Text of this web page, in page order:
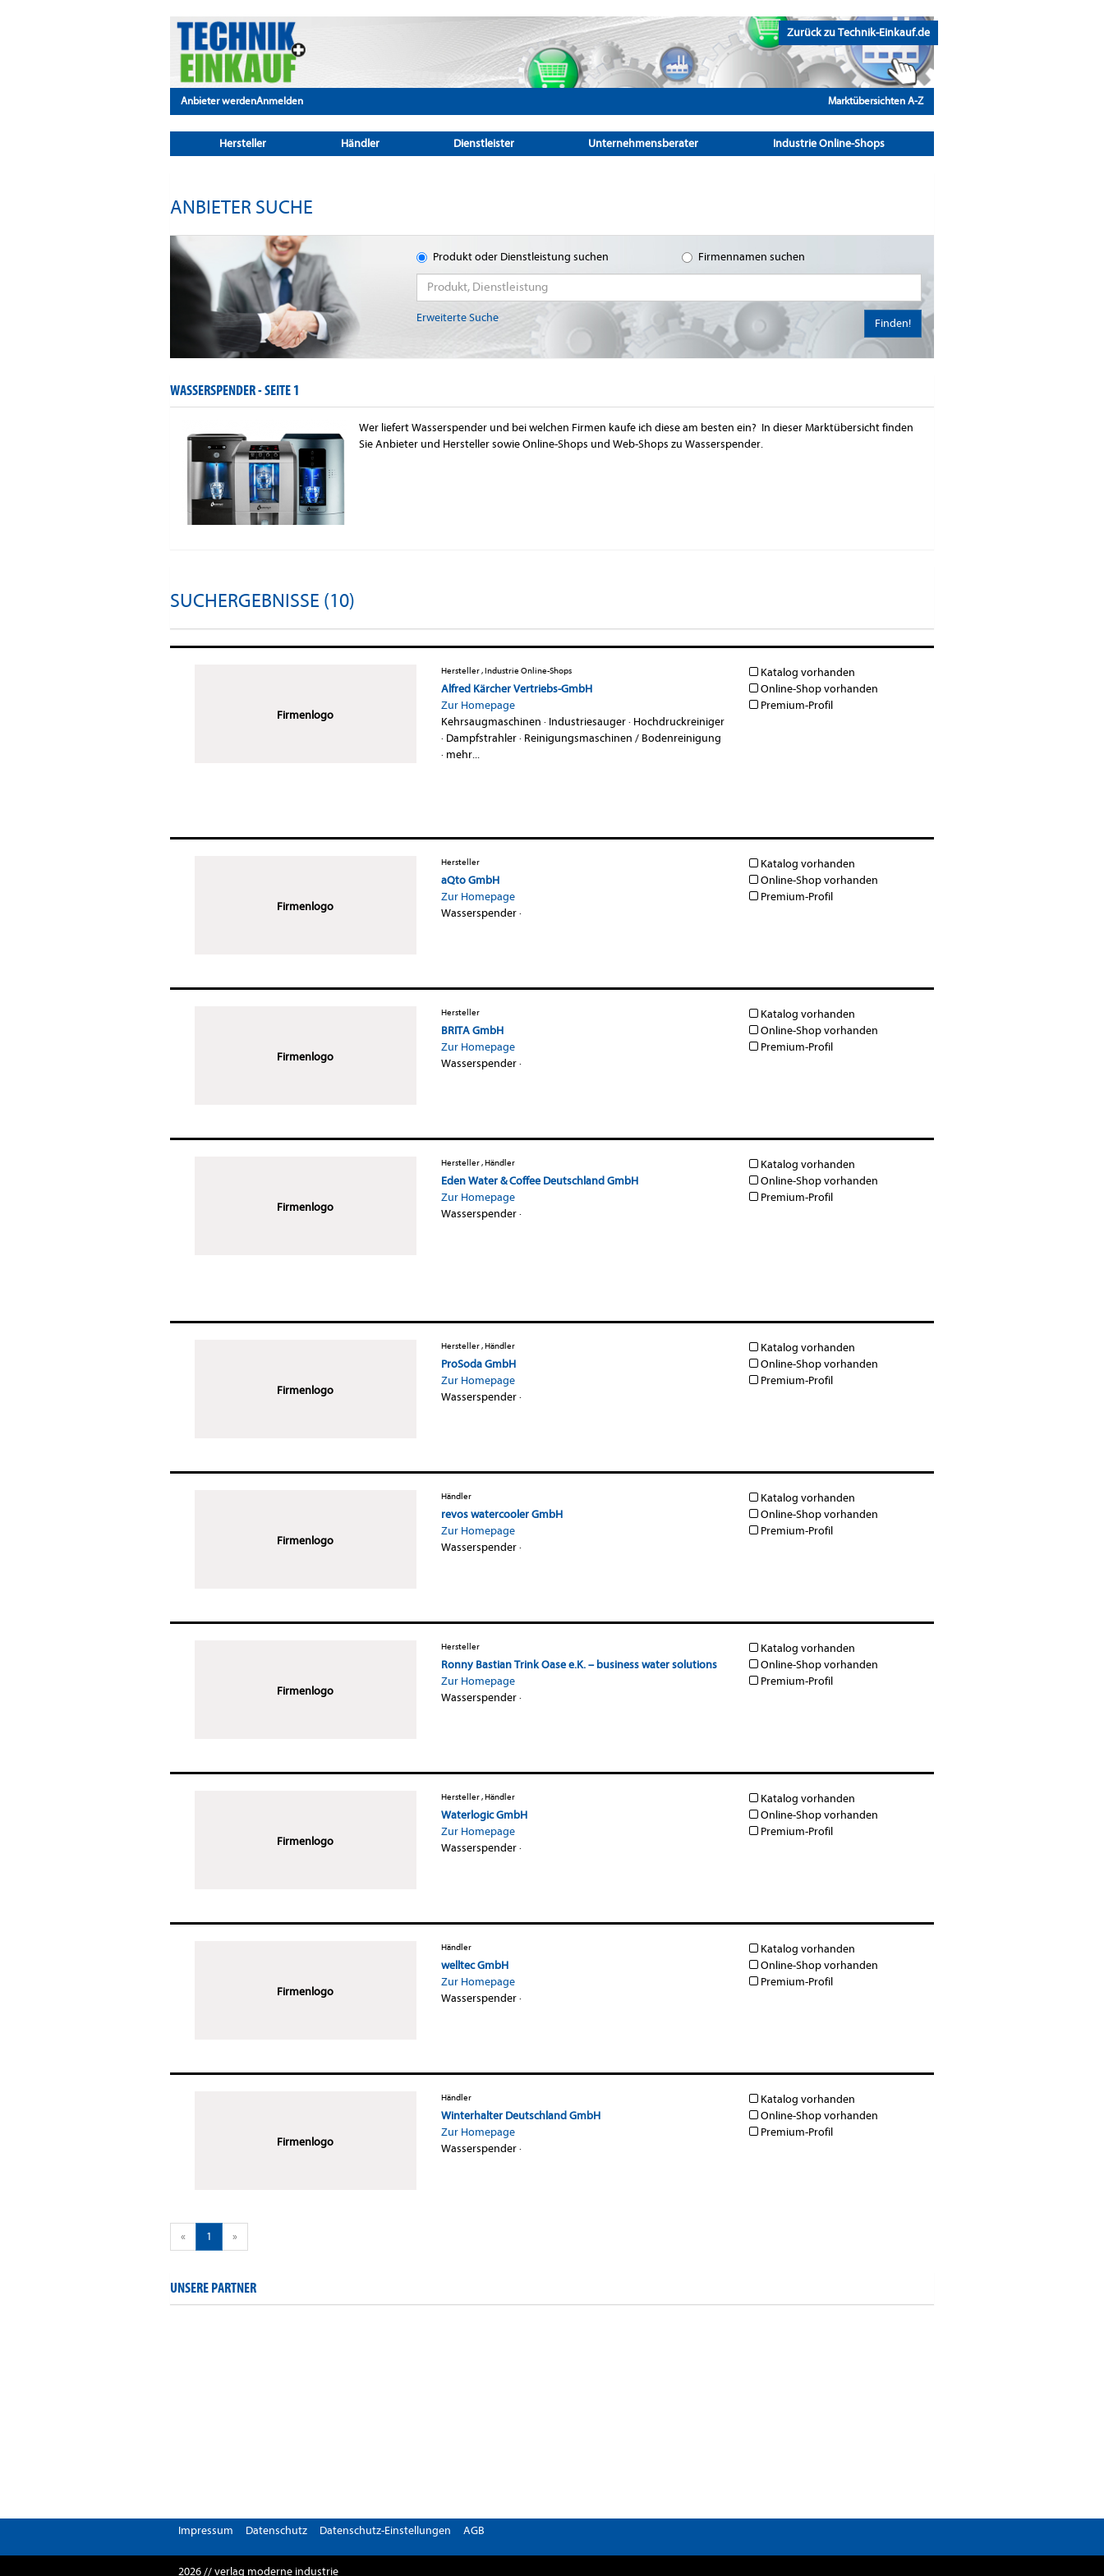
Zurück zu Technik-Einkauf.de
Anbieter werdenAnmelden Marktübersichten A-Z
Hersteller Händler Dienstleister Unternehmensberater Industrie Online-Shops
ANBIETER SUCHE
Produkt oder Dienstleistung suchen Firmennamen suchen
Erweiterte Suche Finden!
WASSERSPENDER -SEITE 1
Wer liefert Wasserspender und bei welchen Firmen kaufe ich diese am besten ein? In dieser Marktübersicht finden
Sie Anbieter und Hersteller sowie Online-Shops und Web-Shops zu Wasserspender.
SUCHERGEBNISSE (10)
Firmenlogo
Hersteller , Industrie Online-Shops
Alfred Kärcher Vertriebs-GmbH
Zur Homepage
Kehrsaugmaschinen · Industriesauger· Hochdruckreiniger
· Dampfstrahler· Reinigungsmaschinen / Bodenreinigung
· mehr...
Katalog vorhanden
Online-Shop vorhanden
Premium-Profil
Firmenlogo
Hersteller
aQto GmbH
Zur Homepage
Wasserspender·
Katalog vorhanden
Online-Shop vorhanden
Premium-Profil
Firmenlogo
Hersteller
BRITA GmbH
Zur Homepage
Wasserspender·
Katalog vorhanden
Online-Shop vorhanden
Premium-Profil
Firmenlogo
Hersteller , Händler
Eden Water & Coffee Deutschland GmbH
Zur Homepage
Wasserspender·
Katalog vorhanden
Online-Shop vorhanden
Premium-Profil
Firmenlogo
Hersteller , Händler
ProSoda GmbH
Zur Homepage
Wasserspender·
Katalog vorhanden
Online-Shop vorhanden
Premium-Profil
Firmenlogo
Händler
revos watercooler GmbH
Zur Homepage
Wasserspender·
Katalog vorhanden
Online-Shop vorhanden
Premium-Profil
Firmenlogo
Hersteller
Ronny Bastian Trink Oase e.K. – business water solutions
Zur Homepage
Wasserspender·
Katalog vorhanden
Online-Shop vorhanden
Premium-Profil
Firmenlogo
Hersteller , Händler
Waterlogic GmbH
Zur Homepage
Wasserspender·
Katalog vorhanden
Online-Shop vorhanden
Premium-Profil
Firmenlogo
Händler
welltec GmbH
Zur Homepage
Wasserspender·
Katalog vorhanden
Online-Shop vorhanden
Premium-Profil
Firmenlogo
Händler
Winterhalter Deutschland GmbH
Zur Homepage
Wasserspender·
Katalog vorhanden
Online-Shop vorhanden
Premium-Profil
« 1 »
UNSERE PARTNER
Impressum Datenschutz Datenschutz-Einstellungen AGB
2026 // verlag moderne industrie